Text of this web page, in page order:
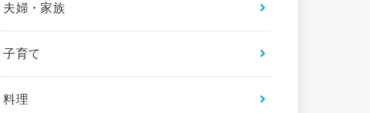
夫婦・家族
子育て
料理